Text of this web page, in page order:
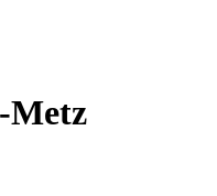
Metz